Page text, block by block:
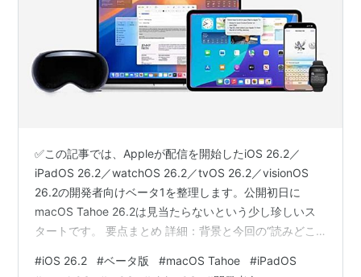
✅この記事では、Appleが配信を開始したiOS 26.2／
iPadOS 26.2／watchOS 26.2／tvOS 26.2／visionOS
26.2の開発者向けベータ1を整理します。公開初日に
macOS Tahoe 26.2は見当たらないという少し珍しいス
タートです。 要点まとめ 詳細：背景と今回の“読みどこ
「Macは遅れてもいい」のか ひとこと：アップデート
#iOS 26.2 #ベータ版 #macOS Tahoe #iPadOS